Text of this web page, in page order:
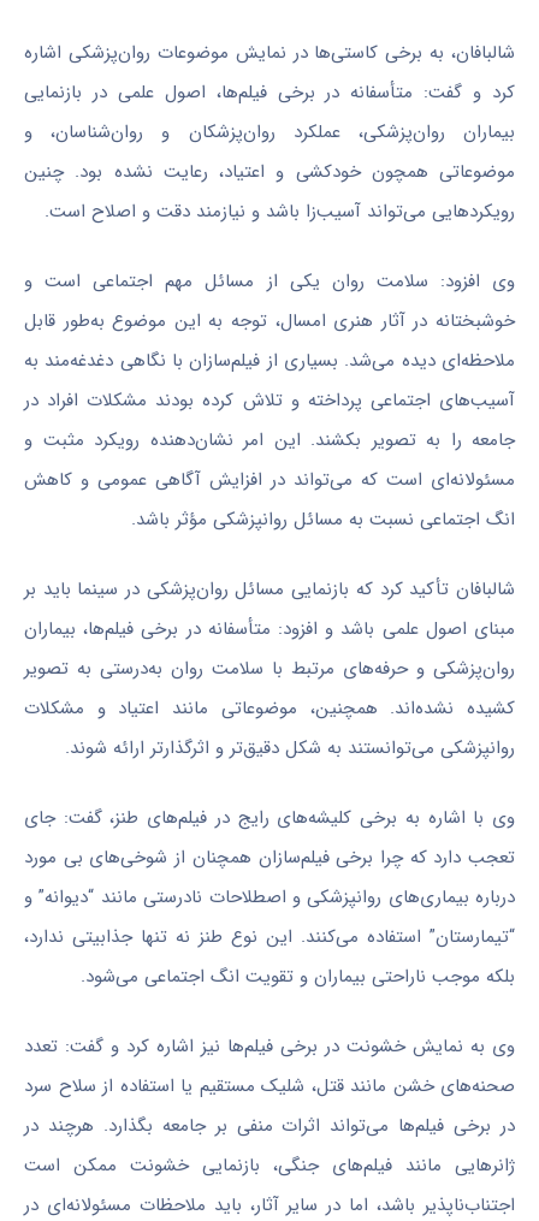
شالبافان، به برخی کاستی‌ها در نمایش موضوعات روان‌پزشکی اشاره
کرد و گفت: متأسفانه در برخی فیلم‌ها، اصول علمی در بازنمایی
بیماران روان‌پزشکی، عملکرد روان‌پزشکان و روان‌شناسان، و
موضوعاتی همچون خودکشی و اعتیاد، رعایت نشده بود. چنین
رویکردهایی می‌تواند آسیب‌زا باشد و نیازمند دقت و اصلاح است.
وی افزود: سلامت روان یکی از مسائل مهم اجتماعی است و
خوشبختانه در آثار هنری امسال، توجه به این موضوع به‌طور قابل
ملاحظه‌ای دیده می‌شد. بسیاری از فیلم‌سازان با نگاهی دغدغه‌مند به
آسیب‌های اجتماعی پرداخته و تلاش کرده بودند مشکلات افراد در
جامعه را به تصویر بکشند. این امر نشان‌دهنده رویکرد مثبت و
مسئولانه‌ای است که می‌تواند در افزایش آگاهی عمومی و کاهش
انگ اجتماعی نسبت به مسائل روانپزشکی مؤثر باشد.
شالبافان تأکید کرد که بازنمایی مسائل روان‌پزشکی در سینما باید بر
مبنای اصول علمی باشد و افزود: متأسفانه در برخی فیلم‌ها، بیماران
روان‌پزشکی و حرفه‌های مرتبط با سلامت روان به‌درستی به تصویر
کشیده نشده‌اند. همچنین، موضوعاتی مانند اعتیاد و مشکلات
روانپزشکی می‌توانستند به شکل دقیق‌تر و اثرگذارتر ارائه شوند.
وی با اشاره به برخی کلیشه‌های رایج در فیلم‌های طنز، گفت: جای
تعجب دارد که چرا برخی فیلم‌سازان همچنان از شوخی‌های بی مورد
درباره بیماری‌های روانپزشکیو اصطلاحات نادرستی مانند “دیوانه” و
“تیمارستان” استفاده می‌کنند. این نوع طنز نه تنها جذابیتی ندارد،
بلکه موجب ناراحتی بیماران و تقویت انگ اجتماعی می‌شود.
وی به نمایش خشونت در برخی فیلم‌ها نیز اشاره کرد و گفت: تعدد
صحنه‌های خشن مانند قتل، شلیک مستقیم یا استفاده از سلاح سرد
در برخی فیلم‌ها می‌تواند اثرات منفی بر جامعه بگذارد. هرچند در
ژانرهایی مانند فیلم‌های جنگی، بازنمایی خشونت ممکن است
اجتناب‌ناپذیر باشد، اما در سایر آثار، باید ملاحظات مسئولانه‌ای در